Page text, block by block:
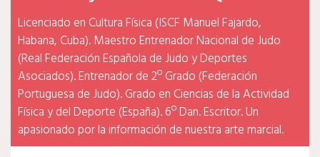
Licenciado en Cultura Física (ISCF Manuel Fajardo,
Habana, Cuba). Maestro Entrenador Nacional de Judo
(Real Federación Española de Judo y Deportes
Asociados). Entrenador de 2º Grado (Federación
Portuguesa de Judo). Grado en Ciencias de la Actividad
Física y del Deporte (España). 6º Dan. Escritor. Un
apasionado por la información de nuestra arte marcial.